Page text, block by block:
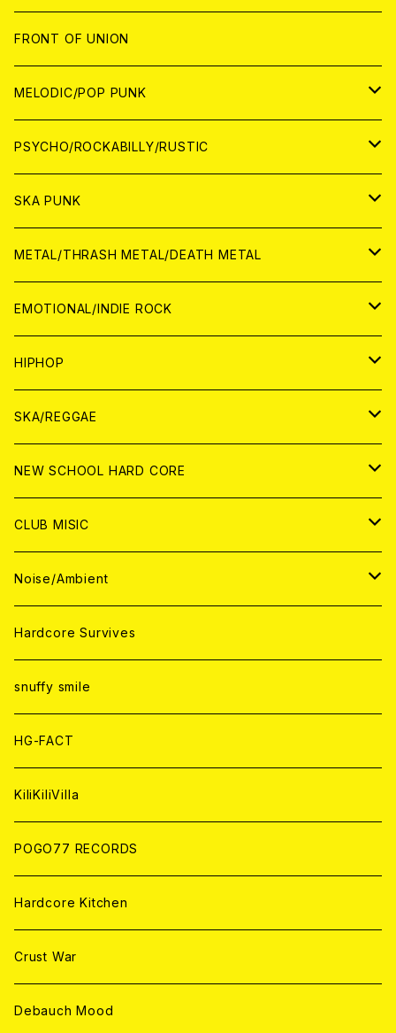
JAPAN
アナログ
CD
WORLD
アナログ
CD
FRONT OF UNION
MELODIC/POP PUNK
JAPAN
CD
ANALOG
WORLD
CD
ANALOG
PSYCHO/ROCKABILLY/RUSTIC
JAPAN
CD
ANALOG
WORLD
CD
ANALOG
SKA PUNK
JAPAN
CD
ANALOG
WORLD
CD
ANALOG
METAL/THRASH METAL/DEATH METAL
JAPAN
CD
ANALOG
WORLD
ANALOG
CD
EMOTIONAL/INDIE ROCK
JAPAN
CD
ANALOG
WORLD
CD
ANALOG
HIPHOP
JAPAN
CD
ANALOG
WORLD
CD
ANALOG
SKA/REGGAE
JAPAN
CD
ANALOG
WORLD
CD
ANALOG
NEW SCHOOL HARD CORE
JAPAN
CD
ANALOG
WORLD
CD
ANALOG
CLUB MISIC
JAPAN
CD
ANALOG
WORLD
CD
ANALOG
Noise/Ambient
JAPAN
CD
ANALOG
WORLD
CD
ANALOG
Hardcore Survives
snuffy smile
HG-FACT
KiliKiliVilla
POGO77 RECORDS
Hardcore Kitchen
Crust War
Debauch Mood